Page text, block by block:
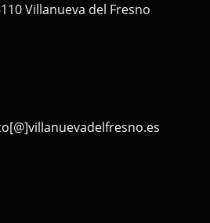
Villanueva del Fresno